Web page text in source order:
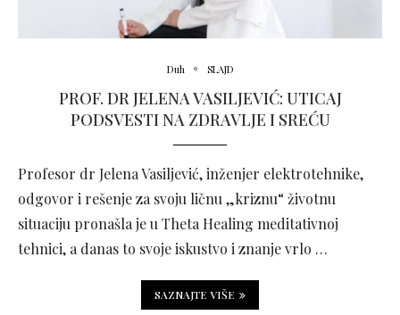
Duh SLAJD
PROF. DR JELENA VASILJEVIĆ: UTICAJ
PODSVESTI NA ZDRAVLJE I SREĆU
Profesor dr Jelena Vasiljević, inženjer elektrotehnike,
odgovor i rešenje za svoju ličnu „kriznu“ životnu
situaciju pronašla je u Theta Healing meditativnoj
tehnici, a danas to svoje iskustvo i znanje vrlo …
SAZNAJTE VIŠE